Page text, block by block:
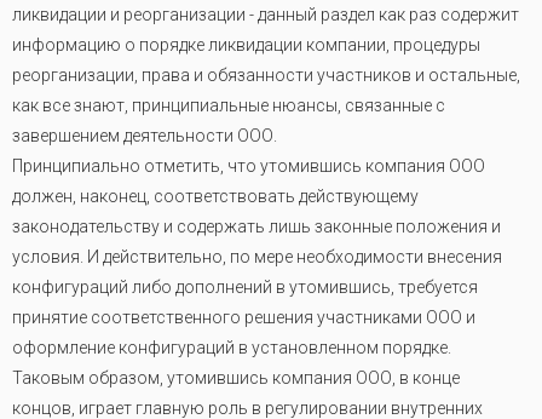
ликвидации и реорганизации - данный раздел как раз содержит
информацию о порядке ликвидации компании, процедуры
реорганизации, права и обязанности участников и остальные,
как все знают, принципиальные нюансы, связанные с
завершением деятельности ООО.
Принципиально отметить, что утомившись компания ООО
должен, наконец, соответствовать действующему
законодательству и содержать лишь законные положения и
условия. И действительно, по мере необходимости внесения
конфигураций либо дополнений в утомившись, требуется
принятие соответственного решения участниками ООО и
оформление конфигураций в установленном порядке.
Таковым образом, утомившись компания ООО, в конце
концов, играет главную роль в регулировании внутренних